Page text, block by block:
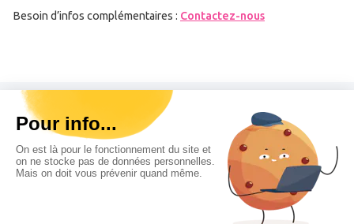
Besoin d’infos complémentaires : Contactez-nous
4 ASSUREURS RECOMMANDÉS
pour vous accompagner au quotidien
© Habillement prévention - 2024